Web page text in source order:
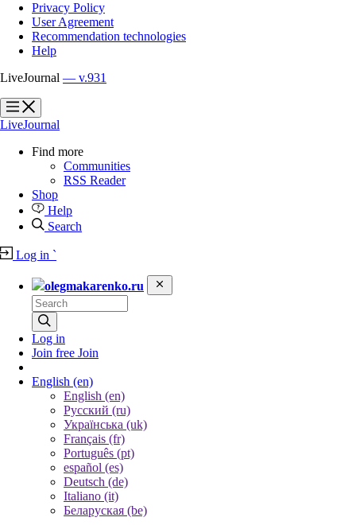
Privacy Policy
User Agreement
Recommendation technologies
Help
LiveJournal — v.931
?
?
LiveJournal
Find more
Communities
RSS Reader
Shop
Help
Search
Log in `
olegmakarenko.ru
Log in
Join free Join
English (en)
English (en)
Русский (ru)
Українська (uk)
Français (fr)
Português (pt)
español (es)
Deutsch (de)
Italiano (it)
Беларуская (be)